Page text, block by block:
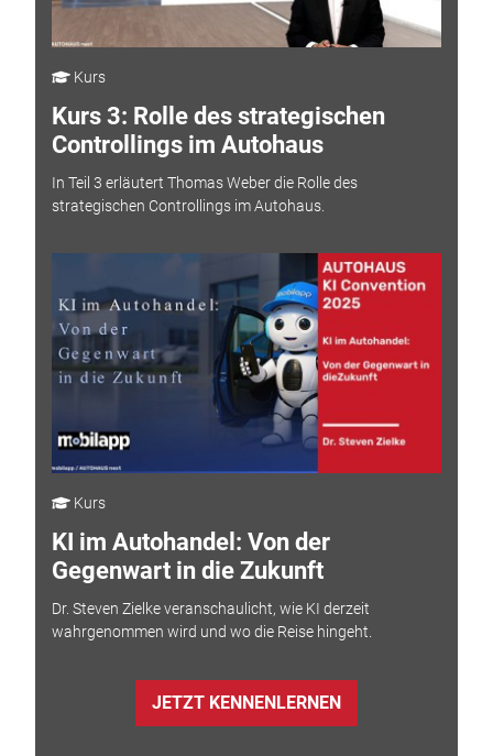
Kurs
Kurs 3: Rolle des strategischen
Controllings im Autohaus
In Teil 3 erläutert Thomas Weber die Rolle des
strategischen Controllings im Autohaus.
Kurs
KI im Autohandel: Von der
Gegenwart in die Zukunft
Dr. Steven Zielke veranschaulicht, wie KI derzeit
wahrgenommen wird und wo die Reise hingeht.
JETZT KENNENLERNEN